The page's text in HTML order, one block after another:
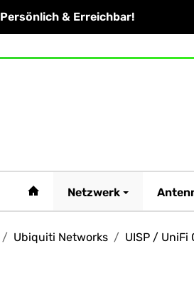
Persönlich & Erreichbar!
#custom.linkHome#
Netzwerk
/ Ubiquiti Networks / UISP / UniFi